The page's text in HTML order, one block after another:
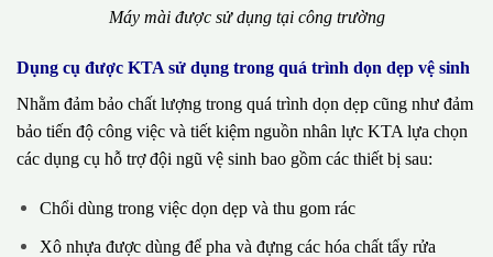
Máy mài được sử dụng tại công trường
Dụng cụ được KTA sử dụng trong quá trình dọn dẹp vệ sinh
Nhằm đảm bảo chất lượng trong quá trình dọn dẹp cũng như đảm
bảo tiến độ công việc và tiết kiệm nguồn nhân lực KTA lựa chọn
các dụng cụ hỗ trợ đội ngũ vệ sinh bao gồm các thiết bị sau:
Chổi dùng trong việc dọn dẹp và thu gom rác
Xô nhựa được dùng để pha và đựng các hóa chất tẩy rửa